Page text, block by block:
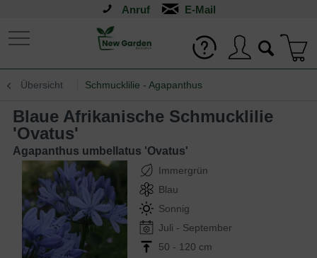
Anruf
Übersicht Schmucklilie - Agapanthus
Blaue Afrikanische Schmucklilie
'Ovatus'
Agapanthus umbellatus 'Ovatus'
Immergrün
Blau
Sonnig
Juli - September
50 - 120 cm